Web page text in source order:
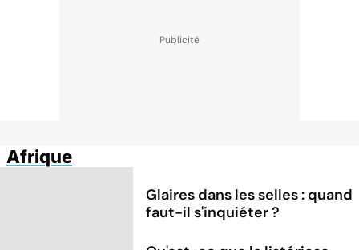
Afrique
Glaires dans les selles : quand
faut-il s'inquiéter ?